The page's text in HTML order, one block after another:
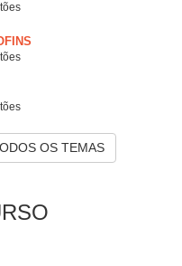
OS TEMAS